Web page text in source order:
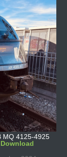
MQ 4125-4925
Download